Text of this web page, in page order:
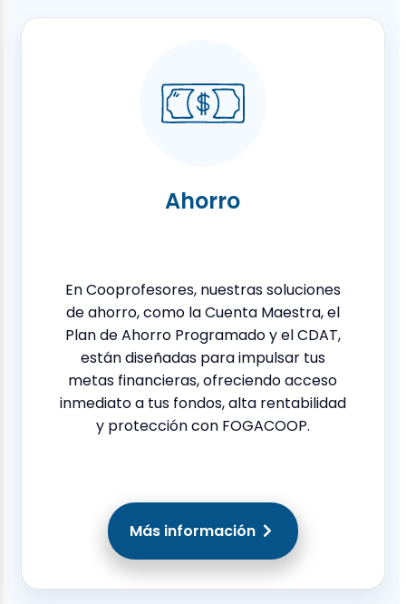
Ahorro
En Cooprofesores, nuestras soluciones
de ahorro, como la Cuenta Maestra, el
Plan de Ahorro Programado y el CDAT,
están diseñadas para impulsar tus
metas financieras, ofreciendo acceso
inmediato a tus fondos, alta rentabilidad
y protección con FOGACOOP.
Más información